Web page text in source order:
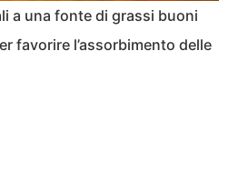
a una fonte di grassi buoni
favorire l’assorbimento delle